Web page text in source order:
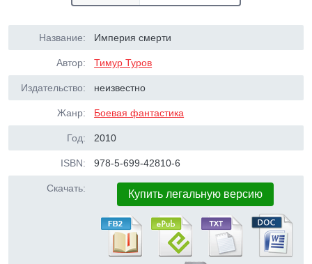
Название: Империя смерти
Автор: Тимур Туров
Издательство: неизвестно
Жанр: Боевая фантастика
Год: 2010
ISBN: 978-5-699-42810-6
Скачать: Купить легальную версию